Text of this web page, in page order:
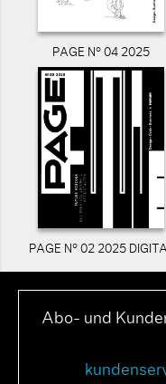
PAGE N° 04 2025
PAGE N° 02 2025
Abo- und